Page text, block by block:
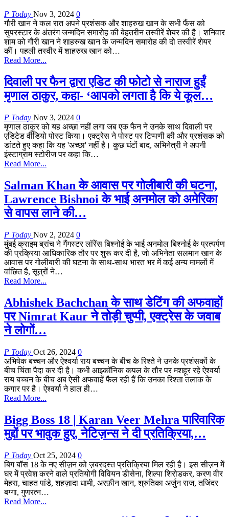
P Today Nov 3, 2024 0
गौरी खान ने कल रात अपने प्रशंसक और शाहरुख खान के सभी फैंस को
सुपरस्टार के अंतरंग जन्मदिन समारोह की बेहतरीन तस्वीरें शेयर की है। शनिवार
शाम को गौरी खान ने शाहरुख खान के जन्मदिन समारोह की दो तस्वीरें शेयर
कीं। पहली तस्वीर में शाहरुख खान को…
Read More...
दिवाली पर फैन द्वारा एडिट की फोटो से नाराज हुईं
मृणाल ठाकुर, कहा- ‘आपको लगता है कि ये कूल…
P Today Nov 3, 2024 0
मृणाल ठाकुर को यह अच्छा नहीं लगा जब एक फैन ने उनके साथ दिवाली पर
एडिटेड वीडियो पोस्ट किया। एक्ट्रेस ने पोस्ट पर टिप्पणी की और प्रशंसक को
डांटते हुए कहा कि यह 'अच्छा' नहीं है। कुछ घंटों बाद, अभिनेत्री ने अपनी
इंस्टाग्राम स्टोरीज पर कहा कि…
Read More...
Salman Khan के आवास पर गोलीबारी की घटना,
Lawrence Bishnoi के भाई अनमोल को अमेरिका
से वापस लाने की…
P Today Nov 2, 2024 0
मुंबई क्राइम ब्रांच ने गैंगस्टर लॉरेंस बिश्नोई के भाई अनमोल बिश्नोई के प्रत्यर्पण
की प्रक्रिया आधिकारिक तौर पर शुरू कर दी है, जो अभिनेता सलमान खान के
आवास पर गोलीबारी की घटना के साथ-साथ भारत भर में कई अन्य मामलों में
वांछित है, सूत्रों ने…
Read More...
Abhishek Bachchan के साथ डेटिंग की अफवाहों
पर Nimrat Kaur ने तोड़ी चुप्पी, एक्ट्रेस के जवाब
ने लोगों…
P Today Oct 26, 2024 0
अभिषेक बच्चन और ऐश्वर्या राय बच्चन के बीच के रिश्ते ने उनके प्रशंसकों के
बीच चिंता पैदा कर दी है। कभी आइकॉनिक कपल के तौर पर मशहूर रहे ऐश्वर्या
राय बच्चन के बीच अब ऐसी अफवाहें फैल रही हैं कि उनका रिश्ता तलाक के
कगार पर है। ऐश्वर्या ने हाल ही…
Read More...
Bigg Boss 18 | Karan Veer Mehra पारिवारिक
मुद्दों पर भावुक हुए, नेटिज़न्स ने दी प्रतिक्रिया,…
P Today Oct 25, 2024 0
बिग बॉस 18 के नए सीज़न को ज़बरदस्त प्रतिक्रिया मिल रही है। इस सीज़न में
घर में प्रवेश करने वाले प्रतियोगी विवियन डीसेना, शिल्पा शिरोडकर, करण वीर
मेहरा, चाहत पांडे, शहज़ादा धामी, अरफ़ीन खान, श्रुतिका अर्जुन राज, तजिंदर
बग्गा, गुणरत्न…
Read More...